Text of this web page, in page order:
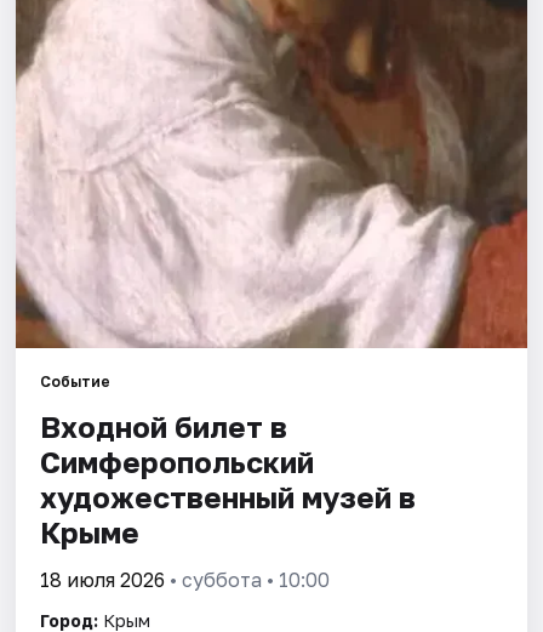
Событие
Входной билет в
Симферопольский
художественный музей в
Крыме
18 июля 2026 • суббота • 10:00
Город: Крым